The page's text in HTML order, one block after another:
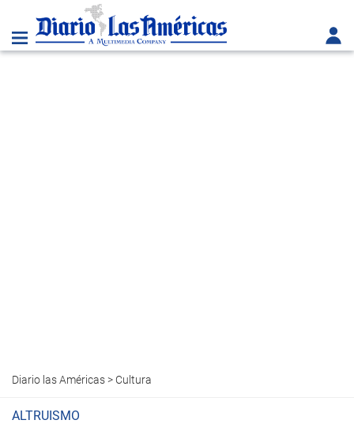
Diario las Américas> Cultura
ALTRUISMO